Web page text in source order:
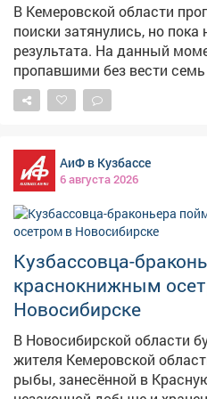
форуме: https://
p=1169235#p1169235 #ЛизаАлерт #ЛизаАлертКузбасс
#ПропалЧеловек
В Кемеровской области
поиски затянулись, но пока
результата. На данный момент в Кузбассе числятся
пропавшими без вести
VSE42.Ru в поисковом
семерых один пропал в
Представитель отряда
вести человек по закону
погибшим через
суда. Таким образом, дети,
года и не были
относится и к печально
пропала в Поднебесных Зубьях в
гражданскому кодексу РФ,
может быть объявлен
известно на месте
пропалпри
дающих основание
АиФ в Кузбассе
6 августа 2026
Кузбассовца-
краснокнижным
Новосибирске
В Новосибирской области
жителя Кемеровской
рыбы, занесённой в